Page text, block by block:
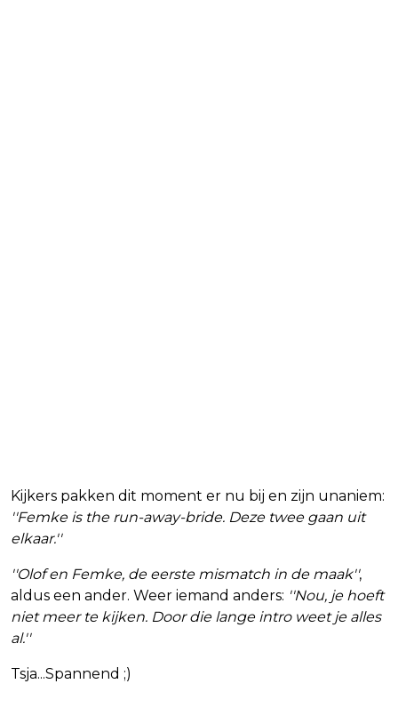
Kijkers pakken dit moment er nu bij en zijn unaniem:
''Femke is the run-away-bride. Deze twee gaan uit
elkaar.''
''Olof en Femke, de eerste mismatch in de maak'',
aldus een ander. Weer iemand anders: ''Nou, je hoeft
niet meer te kijken. Door die lange intro weet je alles
al.''
Tsja...Spannend ;)